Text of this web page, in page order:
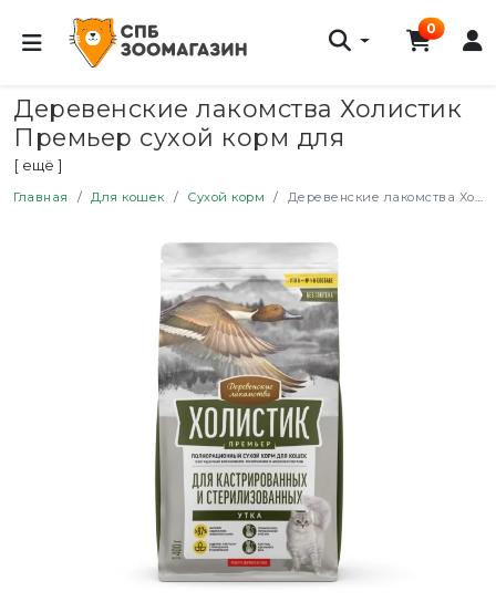
0
Деревенские лакомства Холистик
Премьер сухой корм для
стерилизованных кошек с уткой -
400 г
[ ещё ]
Главная Для кошек Сухой корм Деревенские лакомства Холистик Премьер сухой корм для стерилизованных кошек с уткой - 400 г